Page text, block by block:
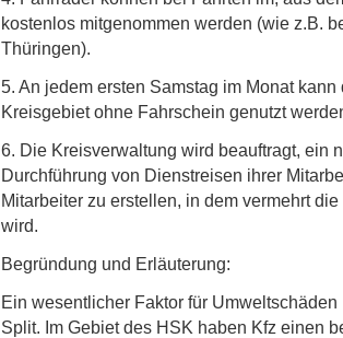
kostenlos mitgenommen werden (wie z.B.
Thüringen).
5. An jedem ersten Samstag im Monat kann
Kreisgebiet ohne Fahrschein genutzt
6. Die Kreisverwaltung wird beauftragt, ein
Durchführung von Dienstreisen ihrer
Mitarbeiter zu erstellen, in dem vermehrt
wird.
Begründung und Erläuterung:
Ein wesentlicher Faktor für
Split. Im Gebiet des HSK haben Kfz einen